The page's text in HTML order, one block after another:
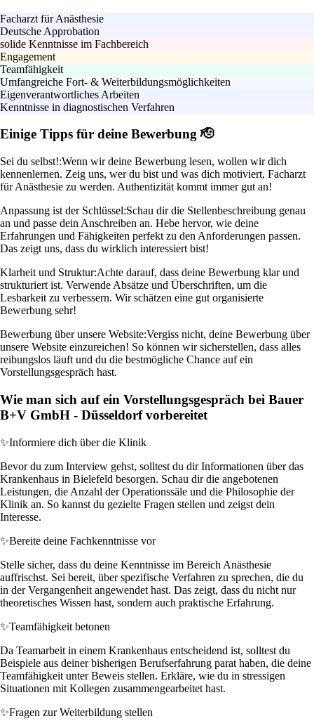
Facharzt für Anästhesie
Deutsche Approbation
solide Kenntnisse im Fachbereich
Engagement
Teamfähigkeit
Umfangreiche Fort- & Weiterbildungsmöglichkeiten
Eigenverantwortliches Arbeiten
Kenntnisse in diagnostischen Verfahren
Einige Tipps für deine Bewerbung 🫡
Sei du selbst!:Wenn wir deine Bewerbung lesen, wollen wir dich
kennenlernen. Zeig uns, wer du bist und was dich motiviert, Facharzt
für Anästhesie zu werden. Authentizität kommt immer gut an!
Anpassung ist der Schlüssel:Schau dir die Stellenbeschreibung genau
an und passe dein Anschreiben an. Hebe hervor, wie deine
Erfahrungen und Fähigkeiten perfekt zu den Anforderungen passen.
Das zeigt uns, dass du wirklich interessiert bist!
Klarheit und Struktur:Achte darauf, dass deine Bewerbung klar und
strukturiert ist. Verwende Absätze und Überschriften, um die
Lesbarkeit zu verbessern. Wir schätzen eine gut organisierte
Bewerbung sehr!
Bewerbung über unsere Website:Vergiss nicht, deine Bewerbung über
unsere Website einzureichen! So können wir sicherstellen, dass alles
reibungslos läuft und du die bestmögliche Chance auf ein
Vorstellungsgespräch hast.
Wie man sich auf ein Vorstellungsgespräch bei Bauer
B+V GmbH - Düsseldorf vorbereitet
✨Informiere dich über die Klinik
Bevor du zum Interview gehst, solltest du dir Informationen über das
Krankenhaus in Bielefeld besorgen. Schau dir die angebotenen
Leistungen, die Anzahl der Operationssäle und die Philosophie der
Klinik an. So kannst du gezielte Fragen stellen und zeigst dein
Interesse.
✨Bereite deine Fachkenntnisse vor
Stelle sicher, dass du deine Kenntnisse im Bereich Anästhesie
auffrischst. Sei bereit, über spezifische Verfahren zu sprechen, die du
in der Vergangenheit angewendet hast. Das zeigt, dass du nicht nur
theoretisches Wissen hast, sondern auch praktische Erfahrung.
✨Teamfähigkeit betonen
Da Teamarbeit in einem Krankenhaus entscheidend ist, solltest du
Beispiele aus deiner bisherigen Berufserfahrung parat haben, die deine
Teamfähigkeit unter Beweis stellen. Erkläre, wie du in stressigen
Situationen mit Kollegen zusammengearbeitet hast.
✨Fragen zur Weiterbildung stellen